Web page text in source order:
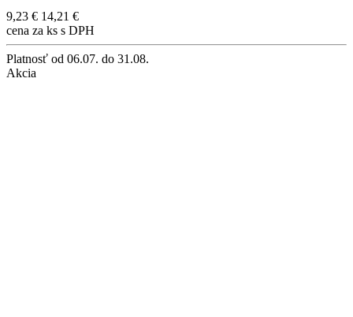
9,23 € 14,21 €
cena za ks s DPH
Platnosť od 06.07. do 31.08.
Akcia